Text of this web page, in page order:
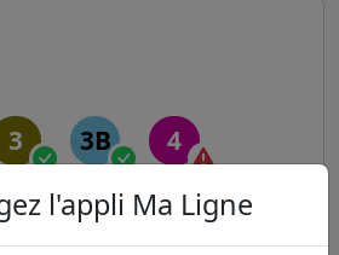
3 3B 4
7 7B 8
l'appli Ma Ligne